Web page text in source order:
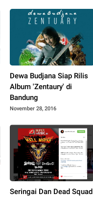
Dewa Budjana Siap Rilis
Album 'Zentaury' di
Bandung
November 28, 2016
Seringai Dan Dead Squad